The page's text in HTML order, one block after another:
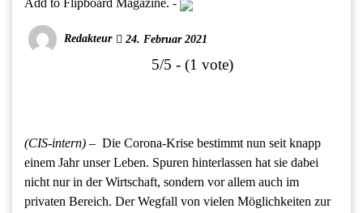
Add to Flipboard Magazine. -
Redakteur 24. Februar 2021
5/5 - (1 vote)
(CIS-intern) – Die Corona-Krise bestimmt nun seit knapp
einem Jahr unser Leben. Spuren hinterlassen hat sie dabei
nicht nur in der Wirtschaft, sondern vor allem auch im
privaten Bereich. Der Wegfall von vielen Möglichkeiten zur